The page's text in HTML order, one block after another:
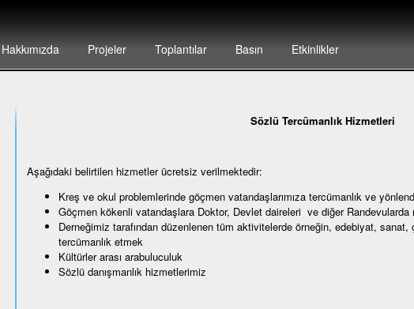
Hakkımızda Projeler Toplantılar Basın Etkinlikler
Sözlü Tercümanlık Hizmetleri
Aşağıdaki belirtilen hizmetler ücretsiz verilmektedir:
Kreş ve okul problemlerinde göçmen vatandaşlarımıza tercümanlık ve
Göçmen kökenli vatandaşlara Doktor, Devlet daireleri ve diğer Randevularda
Derneğimiz tarafından düzenlenen tüm aktivitelerde örneğin, edebiyat, sanat,
tercümanlık etmek
Kültürler arası arabuluculuk
Sözlü danışmanlık hizmetlerimiz